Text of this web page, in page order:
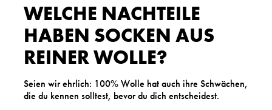
WELCHE NACHTEILE
HABEN SOCKEN AUS
REINER WOLLE?
Seien wir ehrlich: 100% Wolle hat auch ihre Schwächen,
die du kennen solltest, bevor du dich entscheidest.